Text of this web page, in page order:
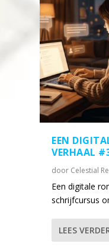
EEN
VERHAAL
door Celestial
Een digitale
schrijfcursus
LEES